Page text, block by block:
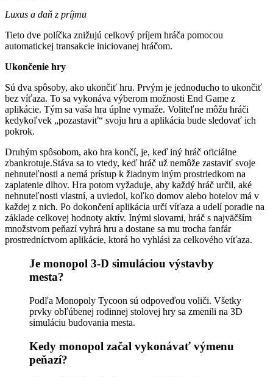
Luxus a daň z príjmu
Tieto dve políčka znižujú celkový príjem hráča pomocou
automatickej transakcie iniciovanej hráčom.
Ukončenie hry
Sú dva spôsoby, ako ukončiť hru. Prvým je jednoducho to ukončiť
bez víťaza. To sa vykonáva výberom možnosti End Game z
aplikácie. Tým sa vaša hra úplne vymaže. Voliteľne môžu hráči
kedykoľvek „pozastaviť“ svoju hru a aplikácia bude sledovať ich
pokrok.
Druhým spôsobom, ako hra končí, je, keď iný hráč oficiálne
zbankrotuje.Stáva sa to vtedy, keď hráč už nemôže zastaviť svoje
nehnuteľnosti a nemá prístup k žiadnym iným prostriedkom na
zaplatenie dlhov. Hra potom vyžaduje, aby každý hráč určil, aké
nehnuteľnosti vlastní, a uviedol, koľko domov alebo hotelov má v
každej z nich. Po dokončení aplikácia určí víťaza a udelí poradie na
základe celkovej hodnoty aktív. Inými slovami, hráč s najväčším
množstvom peňazí vyhrá hru a dostane sa mu trocha fanfár
prostredníctvom aplikácie, ktorá ho vyhlási za celkového víťaza.
Je monopol 3-D simuláciou výstavby
mesta?
Podľa Monopoly Tycoon sú odpoveďou voliči. Všetky
prvky obľúbenej rodinnej stolovej hry sa zmenili na 3D
simuláciu budovania mesta.
Kedy monopol začal vykonávať výmenu
peňazí?